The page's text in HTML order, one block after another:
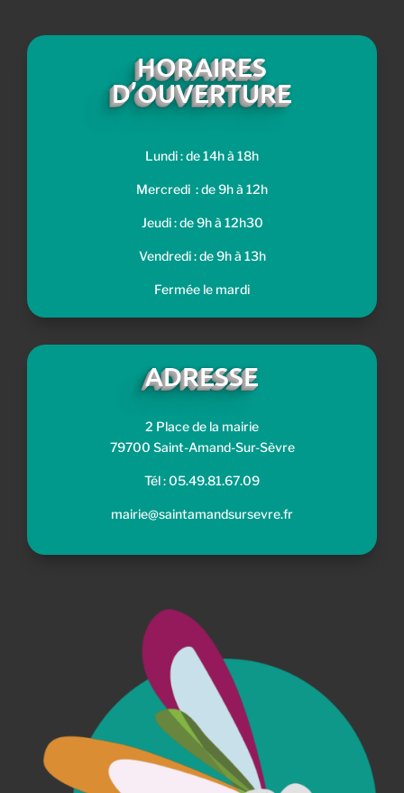
HORAIRES
D’OUVERTURE
Lundi : de 14h à 18h
Mercredi : de 9h à 12h
Jeudi : de 9h à 12h30
Vendredi : de 9h à 13h
Fermée le mardi
ADRESSE
2 Place de la mairie
79700 Saint-Amand-Sur-Sèvre
Tél : 05.49.81.67.09
mairie@saintamandsursevre.fr